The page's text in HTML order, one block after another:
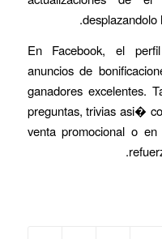
desplazandolo
En Facebook, el
anuncios de
ganadores excelentes.
preguntas, trivias asi�
venta promocional o